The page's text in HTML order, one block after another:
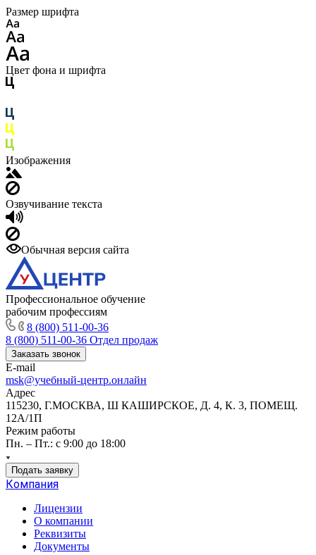
Размер шрифта
Цвет фона и шрифта
Изображения
Озвучивание текста
Обычная версия сайта
Профессиональное обучение
рабочим профессиям
8 (800) 511-00-36
8 (800) 511-00-36 Отдел продаж
Заказать звонок
E-mail
msk@учебный-центр.онлайн
Адрес
115230, Г.МОСКВА, Ш КАШИРСКОЕ, Д. 4, К. 3, ПОМЕЩ.
12А/1П
Режим работы
Пн. – Пт.: с 9:00 до 18:00
Подать заявку
Компания
Лицензии
О компании
Реквизиты
Документы